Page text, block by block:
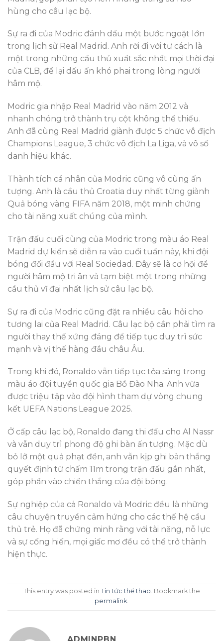
hùng cho câu lạc bộ.
Sự ra đi của Modric đánh dấu một bước ngoặt lớn
trong lịch sử Real Madrid. Anh rời đi với tư cách là
một trong những cầu thủ xuất sắc nhất mọi thời đại
của CLB, để lại dấu ấn khó phai trong lòng người
hâm mộ.
Modric gia nhập Real Madrid vào năm 2012 và
nhanh chóng trở thành trụ cột không thể thiếu.
Anh đã cùng Real Madrid giành được 5 chức vô địch
Champions League, 3 chức vô địch La Liga, và vô số
danh hiệu khác.
Thành tích cá nhân của Modric cũng vô cùng ấn
tượng. Anh là cầu thủ Croatia duy nhất từng giành
Quả bóng vàng FIFA năm 2018, một minh chứng
cho tài năng xuất chúng của mình.
Trận đấu cuối cùng của Modric trong màu áo Real
Madrid dự kiến sẽ diễn ra vào cuối tuần này, khi đội
bóng đối đầu với Real Sociedad. Đây sẽ là cơ hội để
người hâm mộ tri ân và tạm biệt một trong những
cầu thủ vĩ đại nhất lịch sử câu lạc bộ.
Sự ra đi của Modric cũng đặt ra nhiều câu hỏi cho
tương lai của Real Madrid. Câu lạc bộ cần phải tìm ra
người thay thế xứng đáng để tiếp tục duy trì sức
mạnh và vị thế hàng đầu châu Âu.
Trong khi đó, Ronaldo vẫn tiếp tục tỏa sáng trong
màu áo đội tuyển quốc gia Bồ Đào Nha. Anh vừa
được triệu tập vào đội hình tham dự vòng chung
kết UEFA Nations League 2025.
Ở cấp câu lạc bộ, Ronaldo đang thi đấu cho Al Nassr
và vẫn duy trì phong độ ghi bàn ấn tượng. Mặc dù
bỏ lỡ một quả phạt đền, anh vẫn kịp ghi bàn thắng
quyết định từ chấm 11m trong trận đấu gần nhất,
góp phần vào chiến thắng của đội bóng.
Sự nghiệp của cả Ronaldo và Modric đều là những
câu chuyện truyền cảm hứng cho các thế hệ cầu
thủ trẻ. Họ đã chứng minh rằng với tài năng, nỗ lực
và sự cống hiến, mọi giấc mơ đều có thể trở thành
hiện thực.
This entry was posted in Tin tức thể thao. Bookmark the
permalink.